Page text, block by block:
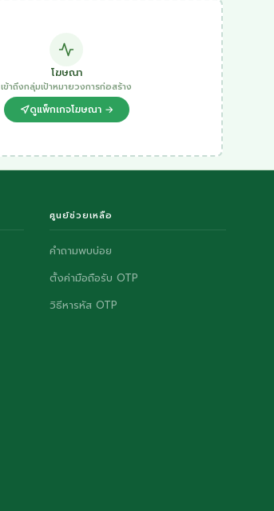
โฆษณา
เข้าถึงกลุ่มเป้าหมายวงการก่อสร้าง
ดูแพ็กเกจโฆษณา →
ศูนย์ช่วยเหลือ
คำถามพบบ่อย
ตั้งค่ามือถือรับ OTP
วิธีหารหัส OTP